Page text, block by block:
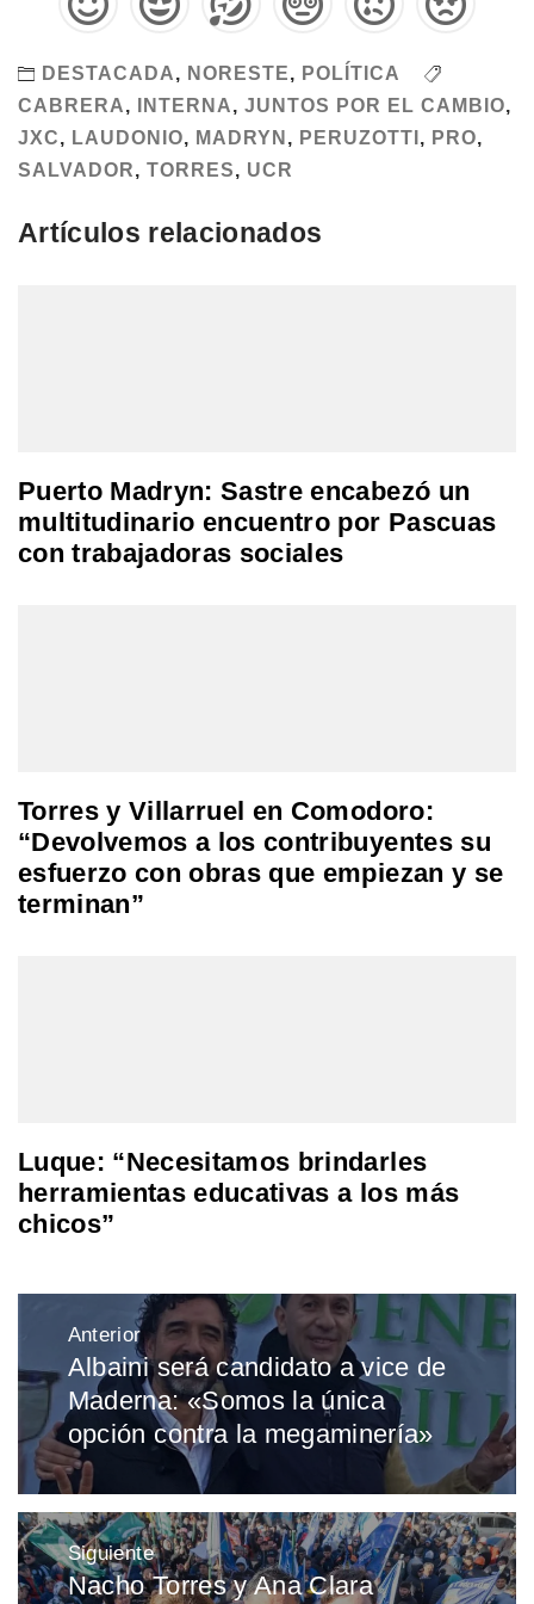
DESTACADA, NORESTE, POLÍTICA
CABRERA, INTERNA, JUNTOS POR EL CAMBIO,
JXC, LAUDONIO, MADRYN , PERUZOTTI , PRO,
SALVADOR, TORRES, UCR
Artículos relacionados
Puerto Madryn: Sastre encabezó un
multitudinario encuentro por Pascuas
con trabajadoras sociales
Torres y Villarruel en Comodoro:
“Devolvemos a los contribuyentes su
esfuerzo con obras que empiezan y se
terminan”
Luque: “Necesitamos brindarles
herramientas educativas a los más
chicos”
Navegación
entradas
Anterior
Entrada
anterior:
Albaini será candidato a vice de
Maderna: «Somos la única
opción contra la megaminería»
Siguiente
Entrada
Nacho Torres y Ana Clara